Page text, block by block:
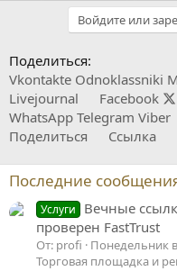
Войдите или
Поделиться:
Vkontakte Odnoklassniki
Livejournal
Facebook
WhatsApp Telegram Viber
Поделиться
Ссылка
Последние
Услуги
Вечные
проверен FastTrust
От: profi
Понедельник
Торговая площадка и